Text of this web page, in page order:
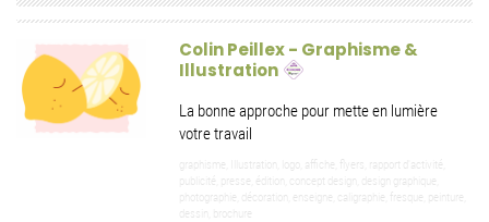
Colin Peillex - Graphisme &
Illustration
La bonne approche pour mette en lumière
votre travail
graphisme, Illustration, logo, affiche, flyers, rapport d'activité,
publicité, presse, édition, concept design, design graphique,
photographie, décoration, enseigne, caligraphie, fresque, peinture,
dessin, brochure